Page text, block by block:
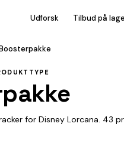
Udforsk Tilbud på
for Disney Lorcana. 43